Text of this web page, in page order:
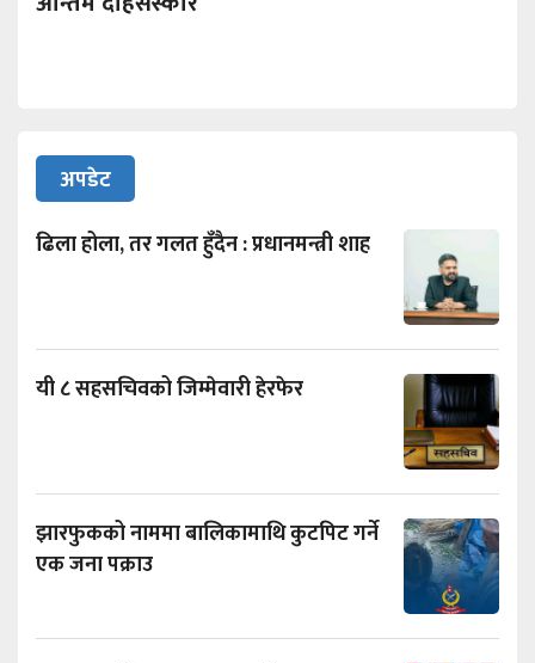
अपडेट
ढिला होला, तर गलत हुँदैन : प्रधानमन्त्री शाह
यी ८ सहसचिवको जिम्मेवारी हेरफेर
झारफुकको नाममा बालिकामाथि कुटपिट गर्ने
एक जना पक्राउ